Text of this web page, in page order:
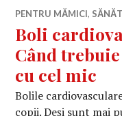
PENTRU MĂMICI,
Boli
Când
cu cel mic
Bolile
copii. Deși sunt mai